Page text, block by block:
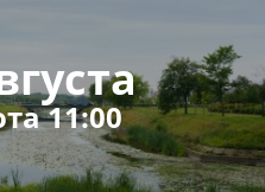
11:00